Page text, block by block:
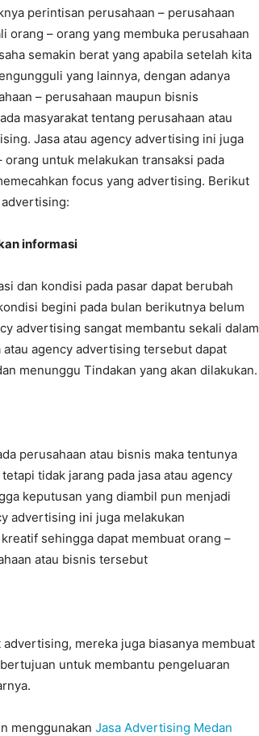
perintisan perusahaan – perusahaan
orang – orang yang membuka perusahaan
semakin berat yang apabila setelah kita
yang lainnya, dengan adanya
– perusahaan maupun bisnis
masyarakat tentang perusahaan atau
Jasa atau agency advertising ini juga
untuk melakukan transaksi pada
focus yang advertising. Berikut
informasi
dan kondisi pada pasar dapat berubah
begini pada bulan berikutnya belum
advertising sangat membantu sekali dalam
agency advertising tersebut dapat
menunggu Tindakan yang akan dilakukan.
perusahaan atau bisnis maka tentunya
tidak jarang pada jasa atau agency
keputusan yang diambil pun menjadi
advertising ini juga melakukan
sehingga dapat membuat orang –
atau bisnis tersebut
mereka juga biasanya membuat
untuk membantu pengeluaran
menggunakan Jasa Advertising Medan